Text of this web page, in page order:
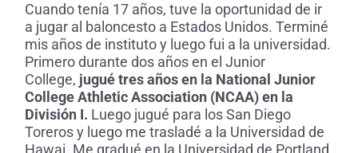
Cuando tenía 17 años, tuve la oportunidad de ir
a jugar al baloncesto a Estados Unidos. Terminé
mis años de instituto y luego fui a la universidad.
Primero durante dos años en el Junior
College, jugué tres años en la National Junior
College Athletic Association (NCAA) en la
División I. Luego jugué para los San Diego
Toreros y luego me trasladé a la Universidad de
Hawai. Me gradué en la Universidad de Portland,